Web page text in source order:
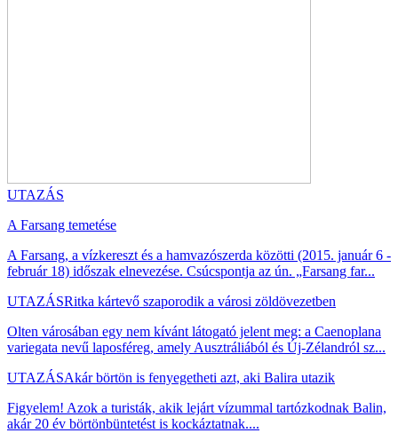
UTAZÁS
A Farsang temetése
A Farsang, a vízkereszt és a hamvazószerda közötti (2015. január 6 -
február 18) időszak elnevezése. Csúcspontja az ún. „Farsang far...
UTAZÁSRitka kártevő szaporodik a városi zöldövezetben
Olten városában egy nem kívánt látogató jelent meg: a Caenoplana
variegata nevű laposféreg, amely Ausztráliából és Új-Zélandról sz...
UTAZÁSAkár börtön is fenyegetheti azt, aki Balira utazik
Figyelem! Azok a turisták, akik lejárt vízummal tartózkodnak Balin,
akár 20 év börtönbüntetést is kockáztatnak....